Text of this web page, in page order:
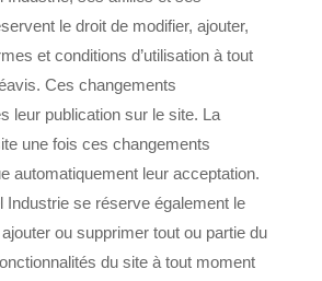
le droit de modifier, ajouter,
et conditions d’utilisation à tout
Ces changements
leur publication sur le site. La
une fois ces changements
automatiquement leur acceptation.
Industrie se réserve également le
ou supprimer tout ou partie du
du site à tout moment